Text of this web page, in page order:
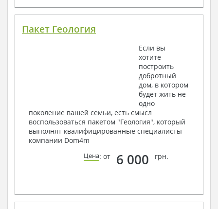
Пакет Геология
Если вы
хотите
построить
добротный
дом, в котором
будет жить не
одно
поколение вашей семьи, есть смысл
воспользоваться пакетом "Геология", который
выполнят квалифицированные специалисты
компании Dom4m
Цена: от 6 000 грн.